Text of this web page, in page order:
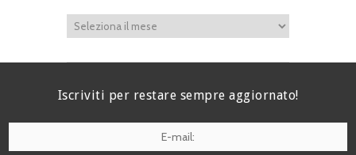
Iscriviti per restare sempre aggiornato!